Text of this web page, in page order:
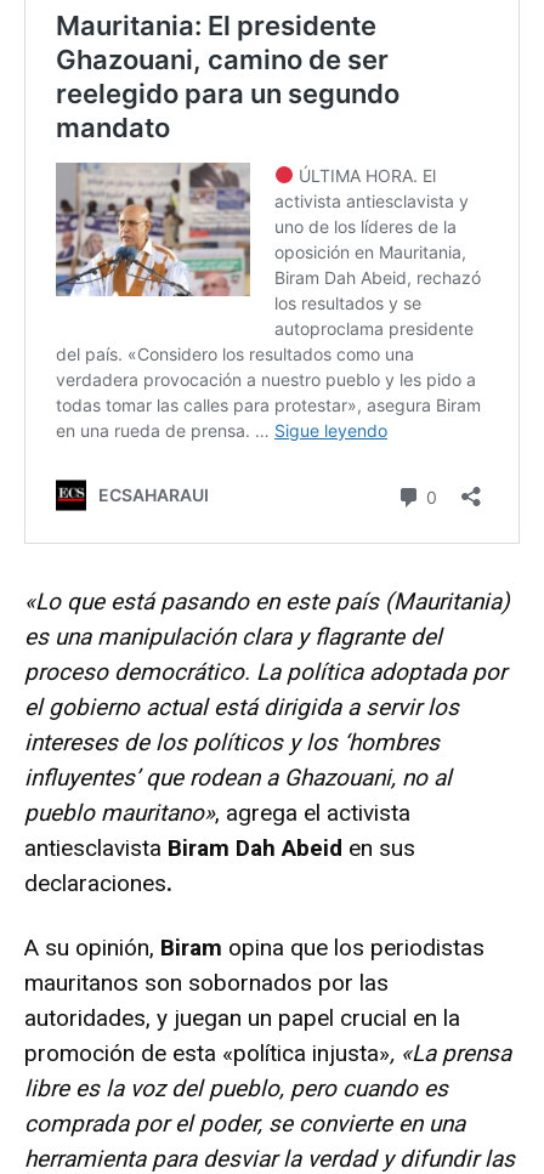
«Lo que está pasando en este país (Mauritania)
es una manipulación clara y flagrante del
proceso democrático. La política adoptada por
el gobierno actual está dirigida a servir los
intereses de los políticos y los ‘hombres
influyentes’ que rodean a Ghazouani, no al
pueblo mauritano», agrega el activista
antiesclavista Biram Dah Abeid en sus
declaraciones.
A su opinión, Biram opina que los periodistas
mauritanos son sobornados por las
autoridades, y juegan un papel crucial en la
promoción de esta «política injusta», «La prensa
libre es la voz del pueblo, pero cuando es
comprada por el poder, se convierte en una
herramienta para desviar la verdad y difundir las